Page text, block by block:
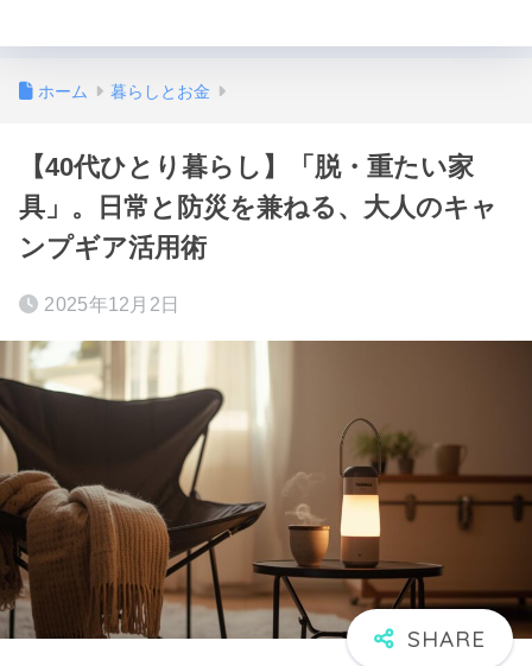
ホーム 暮らしとお金
【40代ひとり暮らし】「脱・重たい家
具」。日常と防災を兼ねる、大人のキャ
ンプギア活用術
2025年12月2日